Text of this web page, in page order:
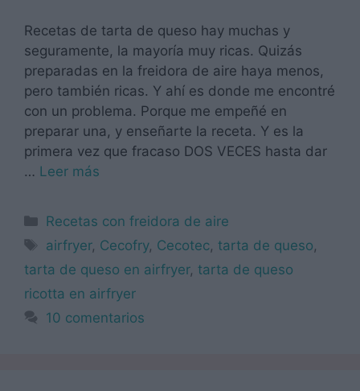
Recetas de tarta de queso hay muchas y
seguramente, la mayoría muy ricas. Quizás
preparadas en la freidora de aire haya menos,
pero también ricas. Y ahí es donde me encontré
con un problema. Porque me empeñé en
preparar una, y enseñarte la receta. Y es la
primera vez que fracaso DOS VECES hasta dar
… Leer más
Categorías
Recetas con freidora de aire
Etiquetas
airfryer, Cecofry, Cecotec,tarta de queso,
tarta de queso en airfryer, tarta de queso
ricotta en airfryer
10 comentarios